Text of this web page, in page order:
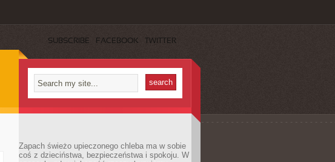
SUBSCRIBE FACEBOOK TWITTER
Zapach świeżo upieczonego chleba ma w sobie
coś z dzieciństwa, bezpieczeństwa i spokoju. W